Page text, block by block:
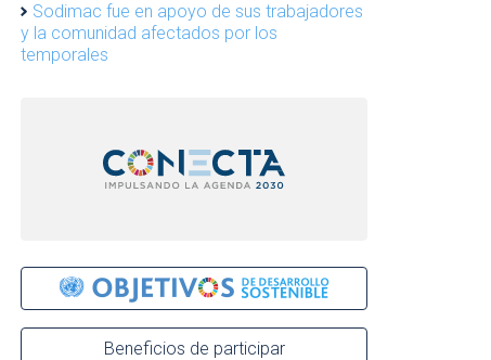
Sodimac fue en apoyo de sus trabajadores
y la comunidad afectados por los
temporales
Beneficios de participar